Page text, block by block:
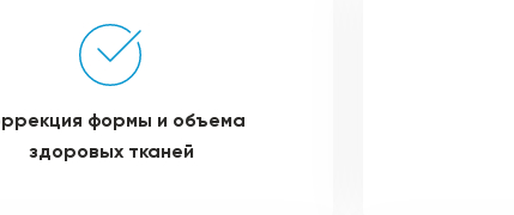
формы и объема
здоровых тканей